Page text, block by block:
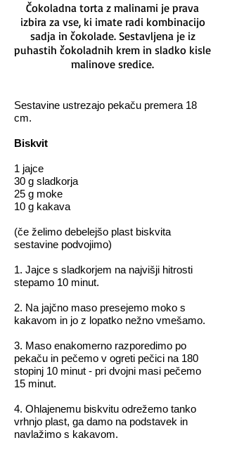
Čokoladna torta z malinami je prava
izbira za vse, ki imate radi kombinacijo
sadja in čokolade. Sestavljena je iz
puhastih čokoladnih krem in sladko kisle
malinove sredice.
Sestavine ustrezajo pekaču premera 18
cm.
Biskvit
1 jajce
30 g sladkorja
25 g moke
10 g kakava
(če želimo debelejšo plast biskvita
sestavine podvojimo)
1. Jajce s sladkorjem na najvišji hitrosti
stepamo 10 minut.
2. Na jajčno maso presejemo moko s
kakavom in jo z lopatko nežno vmešamo.
3. Maso enakomerno razporedimo po
pekaču in pečemo v ogreti pečici na 180
stopinj 10 minut - pri dvojni masi pečemo
15 minut.
4. Ohlajenemu biskvitu odrežemo tanko
vrhnjo plast, ga damo na podstavek in
navlažimo s kakavom.